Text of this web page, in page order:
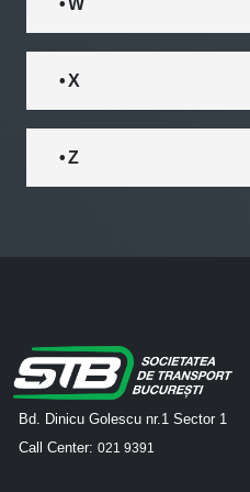
• W
• X
• Z
Bd. Dinicu Golescu nr.1 Sector 1
Call Center: 021 9391